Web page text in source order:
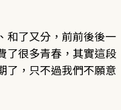
和了又分，前前後後一
了很多青春，其實這段
了，只不過我們不願意